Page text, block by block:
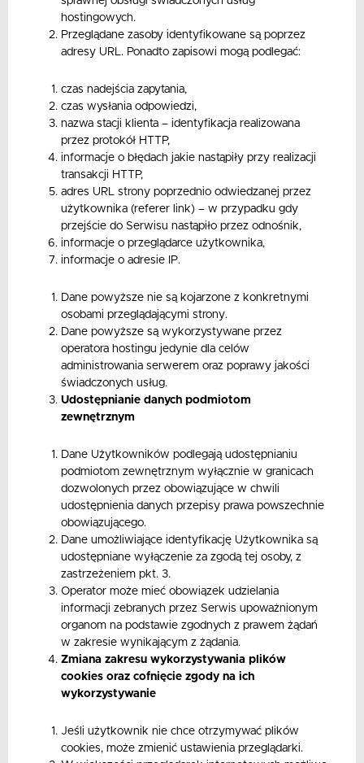
hostingowych.
Przeglądane zasoby identyfikowane są poprzez
adresy URL. Ponadto zapisowi mogą podlegać:
czas nadejścia zapytania,
czas wysłania odpowiedzi,
nazwa stacji klienta – identyfikacja realizowana
przez protokół HTTP,
informacje o błędach jakie nastąpiły przy realizacji
transakcji HTTP,
adres URL strony poprzednio odwiedzanej przez
użytkownika (referer link) – w przypadku gdy
przejście do Serwisu nastąpiło przez odnośnik,
informacje o przeglądarce użytkownika,
informacje o adresie IP.
Dane powyższe nie są kojarzone z konkretnymi
osobami przeglądającymi strony.
Dane powyższe są wykorzystywane przez
operatora hostingu jedynie dla celów
administrowania serwerem oraz poprawy jakości
świadczonych usług.
Udostępnianie danych podmiotom
zewnętrznym
Dane Użytkowników podlegają udostępnianiu
podmiotom zewnętrznym wyłącznie w granicach
dozwolonych przez obowiązujące w chwili
udostępnienia danych przepisy prawa powszechnie
obowiązującego.
Dane umożliwiające identyfikację Użytkownika są
udostępniane wyłączenie za zgodą tej osoby, z
zastrzeżeniem pkt. 3.
Operator może mieć obowiązek udzielania
informacji zebranych przez Serwis upoważnionym
organom na podstawie zgodnych z prawem żądań
w zakresie wynikającym z żądania.
Zmiana zakresu wykorzystywania plików
cookies oraz cofnięcie zgody na ich
wykorzystywanie
Jeśli użytkownik nie chce otrzymywać plików
cookies, może zmienić ustawienia przeglądarki.